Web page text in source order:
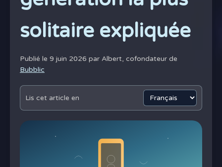
solitaire expliquée
Publié le 9 juin 2026 par Albert, cofondateur de
Bubblic
Lis cet article en